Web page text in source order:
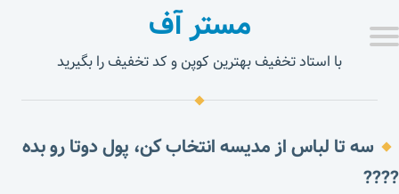
مستر آف
با استاد تخفیف بهترین کوپن و کد تخفیف را بگیرید
سه تا لباس از مدیسه انتخاب کن، پول دوتا رو بده
????